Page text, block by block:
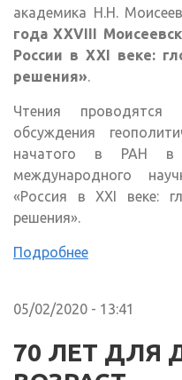
академика Н.Н.
года ХХVIII
России в ХХI веке:
решения».
Чтения проводятся
обсуждения
начатого в РАН
международного
«Россия в ХХI веке:
решения».
Подробнее
05/02/2020 - 13:41
70 ЛЕТ ДЛЯ